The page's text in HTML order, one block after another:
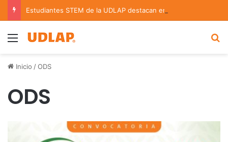
Menu
Inicio /ODS
ODS